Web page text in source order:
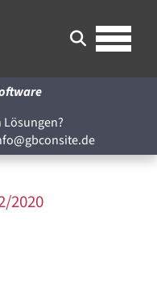
2020